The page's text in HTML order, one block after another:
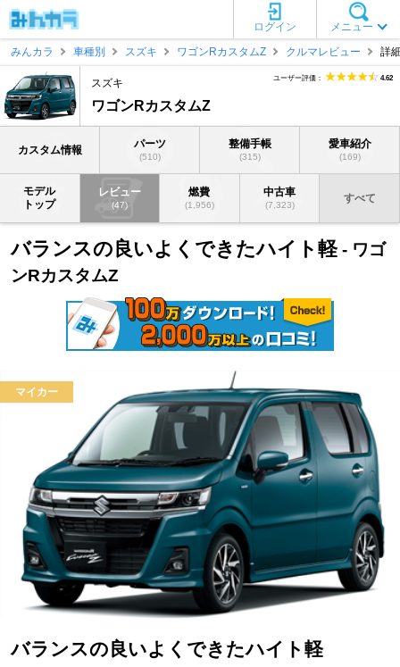
メニュー
ログイン
みんカラ
車種別 スズキ ワゴンRカスタムZ クルマレビュー 詳
スズキ
ワゴンRカスタムZ
ユーザー評価： 4.62
カスタム情報 パーツ
(510)
整備手帳
(315)
愛車紹介
(169)
モデル
トップ
レビュー
(47)
燃費
(1,956)
中古車
(7,323)
すべて
バランスの良いよくできたハイト軽- ワゴ
ンRカスタムZ
マイカー
バランスの良いよくできたハイト軽